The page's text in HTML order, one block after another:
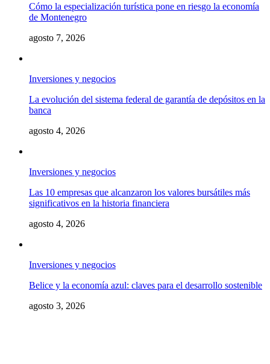
Cómo la especialización turística pone en riesgo la economía
de Montenegro
agosto 7, 2026
Inversiones y negocios
La evolución del sistema federal de garantía de depósitos en la
banca
agosto 4, 2026
Inversiones y negocios
Las 10 empresas que alcanzaron los valores bursátiles más
significativos en la historia financiera
agosto 4, 2026
Inversiones y negocios
Belice y la economía azul: claves para el desarrollo sostenible
agosto 3, 2026